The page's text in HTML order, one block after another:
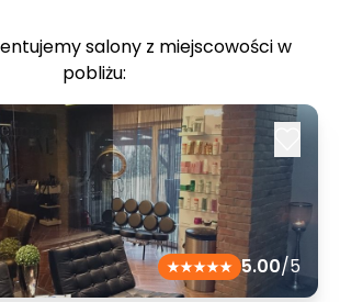
salony z miejscowości w
pobliżu:
5.00/5